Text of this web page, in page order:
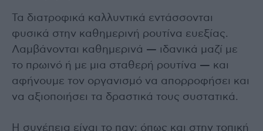
Τα διατροφικά καλλυντικά εντάσσονται
φυσικά στην καθημερινή ρουτίνα ευεξίας.
Λαμβάνονται καθημερινά — ιδανικά μαζί με
το πρωινό ή με μια σταθερή ρουτίνα — και
αφήνουμε τον οργανισμό να απορροφήσει και
να αξιοποιήσει τα δραστικά τους συστατικά.
Η συνέπεια είναι το παν: όπως και στην τοπική